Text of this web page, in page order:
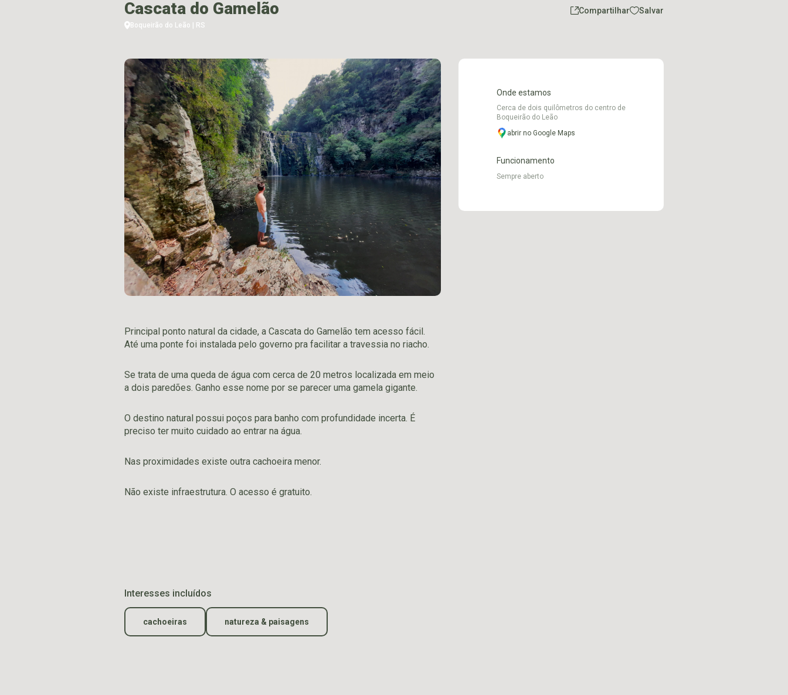
Cascata do Gamelão
Boqueirão do Leão | RS
Compartilhar Salvar
Principal ponto natural da cidade, a Cascata do Gamelão tem acesso fácil.
Até uma ponte foi instalada pelo governo pra facilitar a travessia no riacho.
Se trata de uma queda de água com cerca de 20 metros localizada em meio
a dois paredões. Ganho esse nome por se parecer uma gamela gigante.
O destino natural possui poços para banho com profundidade incerta. É
preciso ter muito cuidado ao entrar na água.
Nas proximidades existe outra cachoeira menor.
Não existe infraestrutura. O acesso é gratuito.
Interesses incluídos
cachoeiras natureza & paisagens
Onde estamos
Cerca de dois quilômetros do centro de
Boqueirão do Leão
abrir no Google Maps
Funcionamento
Sempre aberto